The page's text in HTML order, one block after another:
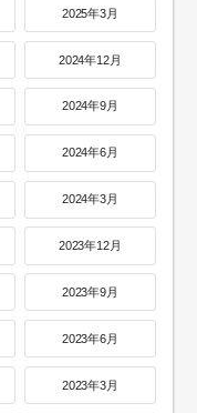
2025年3月
2024年12月
2024年9月
2024年6月
2024年3月
2023年12月
2023年9月
2023年6月
2023年3月